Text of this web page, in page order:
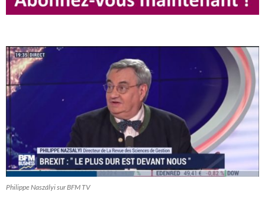
Philippe Naszályi sur BFM TV